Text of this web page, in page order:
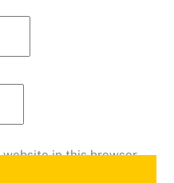
website in this browser